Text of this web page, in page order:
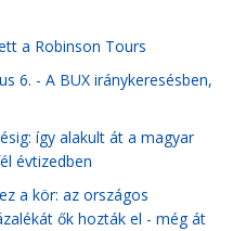
a Robinson Tours
6. - A BUX iránykeresésben,
így alakult át a magyar
évtizedben
a kör: az országos
ők hozták el - még át